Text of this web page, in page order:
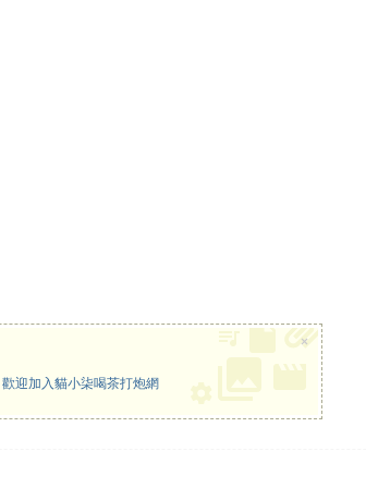
歡迎加入貓小柒喝茶打炮網
×